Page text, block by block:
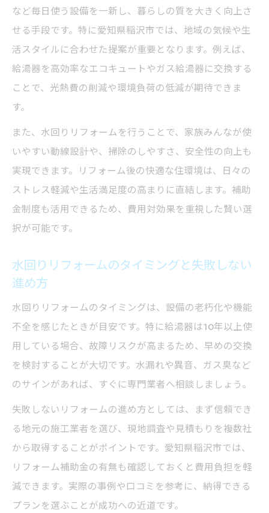
給湯器の種類と水回りリフォームとの最適
な組み合わせ
省エネ住宅に適した給湯器選びの基準とは
水回りリフォームで光熱費を賢く抑えるコ
ツ
ォーム事例
理想の住空間は水回りリフォームで実現可能
水回りリフォームが理想の住空間づくりに
役立つ理由
暮らしやすさを追求する水回りリフォーム
の工夫
水回りリフォームで叶える快適な住まい設
水回りリフォームで住まいの価値を向上さ
せる方法
給湯器の交換時期を賢く見極めるポイント
給湯器の寿命と水回りリフォームの関係を
解説
水回りリフォームで給湯器を長持ちさせる
コツ
など毎日使う設備を一新し、暮らしの質を大きく向上さ
せる手段です。特に愛知県稲沢市では、地域の気候や生
活スタイルに合わせた提案が重要となります。例えば、
給湯器を高効率なエコキュートやガス給湯器に交換する
ことで、光熱費の削減や環境負荷の低減が期待できま
す。
また、水回りリフォームを行うことで、家族みんなが使
いやすい動線設計や、掃除のしやすさ、安全性の向上も
実現できます。リフォーム後の快適な住環境は、日々の
ストレス軽減や生活満足度の高まりに直結します。補助
金制度も活用できるため、費用対効果を重視した賢い選
択が可能です。
水回りリフォームのタイミングと失敗しない
進め方
水回りリフォームのタイミングは、設備の老朽化や機能
不全を感じたときが目安です。特に給湯器は10年以上使
用している場合、故障リスクが高まるため、早めの交換
を検討することが大切です。水漏れや異音、ガス臭など
のサインがあれば、すぐに専門業者へ相談しましょう。
失敗しないリフォームの進め方としては、まず信頼でき
る地元の施工業者を選び、現地調査や見積もりを複数社
から取得することがポイントです。愛知県稲沢市では、
リフォーム補助金の有無も確認しておくと費用負担を軽
減できます。実際の事例や口コミを参考に、納得できる
プランを選ぶことが成功への近道です。